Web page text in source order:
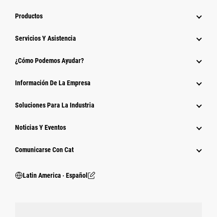
Productos
Servicios Y Asistencia
¿Cómo Podemos Ayudar?
Información De La Empresa
Soluciones Para La Industria
Noticias Y Eventos
Comunicarse Con Cat
Latin America ‧ Español